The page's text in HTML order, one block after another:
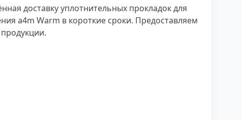
доставку уплотнительных прокладок для
a4m Warm в короткие сроки. Предоставляем